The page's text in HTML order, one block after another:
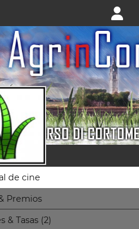
de cine
Premios
& Tasas (2)